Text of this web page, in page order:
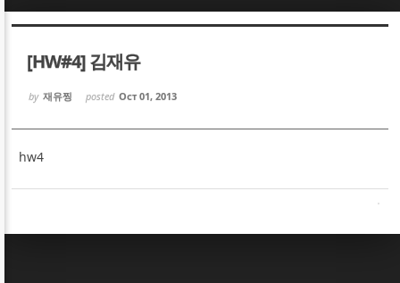
[HW#4] 김재유
by 재유찡 posted Oct 01, 2013
hw4
Sketchbook5, 스케치북5
Sketchbook5, 스케치북5
Sketchbook5, 스케치북5
Sketchbook5, 스케치북5